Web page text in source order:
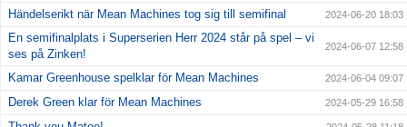
Händelserikt när Mean Machines tog sig till semifinal 2024-06-20 18:03
En semifinalplats i Superserien Herr 2024 står på spel – vi
ses på Zinken!
2024-06-07 12:58
Kamar Greenhouse spelklar för Mean Machines 2024-06-04 09:07
Derek Green klar för Mean Machines 2024-05-29 16:58